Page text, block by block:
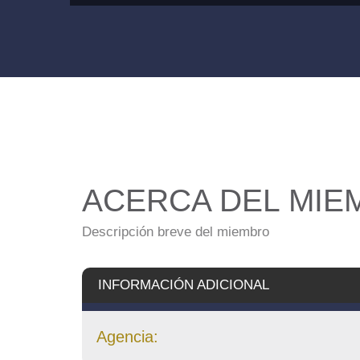
ACERCA DEL
Descripción breve del miembro
INFORMACIÓN ADICIONAL
Agencia: